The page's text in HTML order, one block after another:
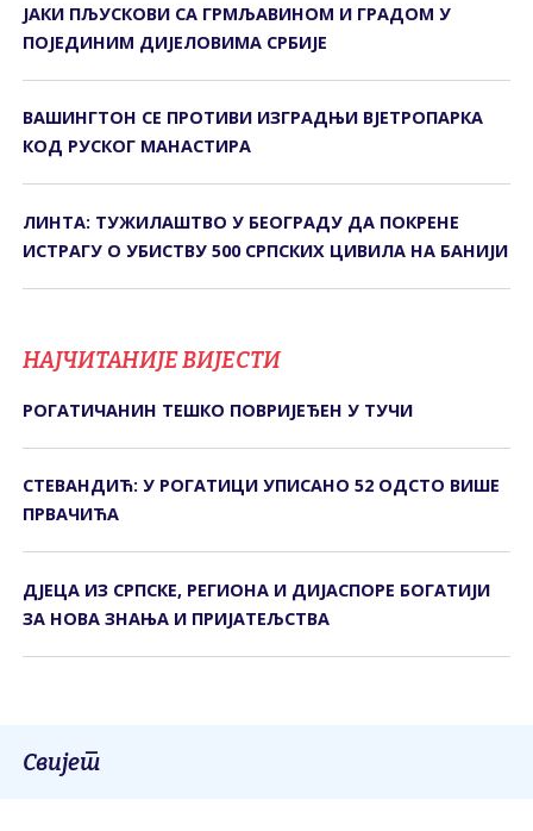
ЈАКИ ПЉУСКОВИ СА ГРМЉАВИНОМ И ГРАДОМ У
ПОЈЕДИНИМ ДИЈЕЛОВИМА СРБИЈЕ
ВАШИНГТОН СЕ ПРОТИВИ ИЗГРАДЊИ ВЈЕТРОПАРКА
КОД РУСКОГ МАНАСТИРА
ЛИНТА: ТУЖИЛАШТВО У БЕОГРАДУ ДА ПОКРЕНЕ
ИСТРАГУ О УБИСТВУ 500 СРПСКИХ ЦИВИЛА НА БАНИЈИ
НАЈЧИТАНИЈЕ ВИЈЕСТИ
РОГАТИЧАНИН ТЕШКО ПОВРИЈЕЂЕН У ТУЧИ
СТЕВАНДИЋ: У РОГАТИЦИ УПИСАНО 52 ОДСТО ВИШЕ
ПРВАЧИЋА
ДЈЕЦА ИЗ СРПСКЕ, РЕГИОНА И ДИЈАСПОРЕ БОГАТИЈИ
ЗА НОВА ЗНАЊА И ПРИЈАТЕЉСТВА
Свијет